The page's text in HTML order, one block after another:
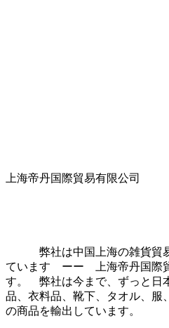
上海帝丹国際貿易有限公司
弊社は中国上海の雑貨貿易
ています ーー 上海帝丹国際
す。 弊社は今まで、ずっと日
品、衣料品、靴下、タオル、
の商品を輸出しています。